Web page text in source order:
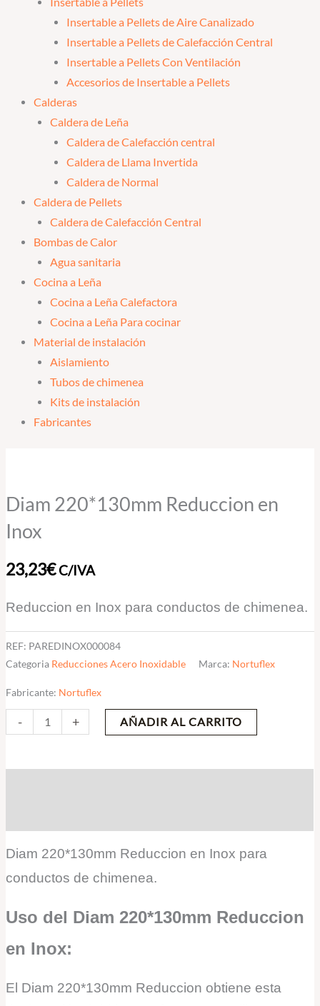
Insertable a Pellets de Aire Canalizado
Insertable a Pellets de Calefacción Central
Insertable a Pellets Con Ventilación
Accesorios de Insertable a Pellets
Calderas
Caldera de Leña
Caldera de Calefacción central
Caldera de Llama Invertida
Caldera de Normal
Caldera de Pellets
Caldera de Calefacción Central
Bombas de Calor
Agua sanitaria
Cocina a Leña
Cocina a Leña Calefactora
Cocina a Leña Para cocinar
Material de instalación
Aislamiento
Tubos de chimenea
Kits de instalación
Fabricantes
Diam 220*130mm Reduccion en
Inox
23,23€C/IVA
Reduccion en Inox para conductos de chimenea.
REF: PAREDINOX000084
Categoria Reducciones Acero Inoxidable Marca: Nortuflex
Fabricante: Nortuflex
-
Reduccion
Inox
+ AÑADIR AL CARRITO
Diam 220*130mm Reduccion en Inox para
conductos de chimenea.
Uso del Diam 220*130mm Reduccion
en Inox:
El Diam 220*130mm Reduccion obtiene esta